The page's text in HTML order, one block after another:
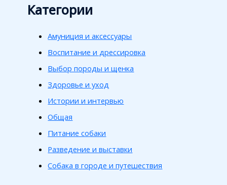
Категории
Амуниция и аксессуары
Воспитание и дрессировка
Выбор породы и щенка
Здоровье и уход
Истории и интервью
Общая
Питание собаки
Разведение и выставки
Собака в городе и путешествия